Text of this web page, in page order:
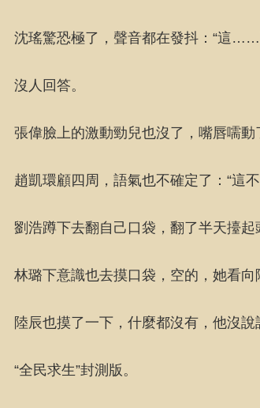
沈瑤驚恐極了，聲音都在發抖：“這
沒人回答。
張偉臉上的激動勁兒也沒了，嘴唇嚅
趙凱環顧四周，語氣也不確定了：“這
劉浩蹲下去翻自己口袋，翻了半天擡
林璐下意識也去摸口袋，空的，她看向
陸辰也摸了一下，什麼都沒有，他沒說
“全民求生”封測版。